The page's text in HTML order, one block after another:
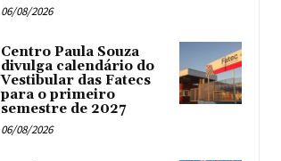
06/08/2026
Centro Paula Souza
divulga calendário do
Vestibular das Fatecs
para o primeiro
semestre de 2027
06/08/2026